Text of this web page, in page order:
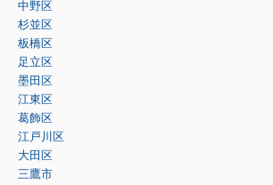
中野区
杉並区
板橋区
足立区
墨田区
江東区
葛飾区
江戸川区
大田区
三鷹市